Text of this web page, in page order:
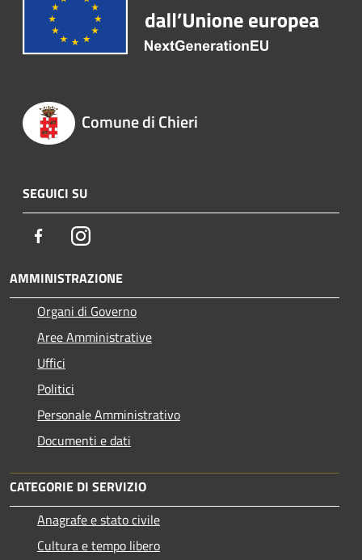
Comune di Chieri
SEGUICI SU
FacebookInstagram
AMMINISTRAZIONE
Organi di Governo
Aree Amministrative
Uffici
Politici
Personale Amministrativo
Documenti e dati
CATEGORIE DI SERVIZIO
Anagrafe e stato civile
Cultura e tempo libero